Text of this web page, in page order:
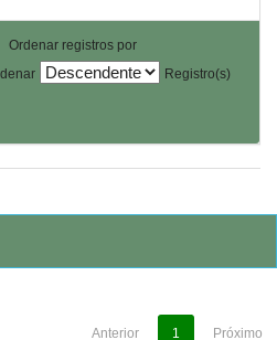
Ordenar registros por
Registro(s)
Anterior 1 Próximo